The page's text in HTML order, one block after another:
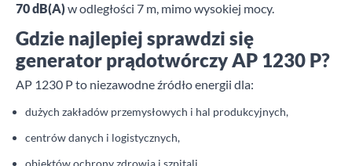
70 dB(A)w odległości 7 m, mimo wysokiej mocy.
Gdzie najlepiej sprawdzi się
generator prądotwórczy AP 1230 P?
AP 1230 P to niezawodne źródło energii dla:
dużych zakładów przemysłowych i hal produkcyjnych,
centrów danych i logistycznych,
obiektów ochrony zdrowia i szpitali,